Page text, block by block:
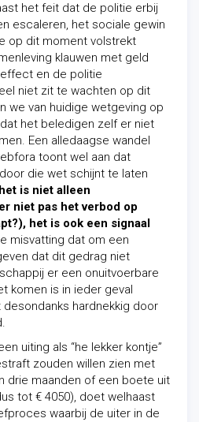
het feit dat de politie erbij
escaleren, het sociale gewin
op dit moment volstrekt
klauwen met geld
en de politie
niet zit te wachten op dit
we van huidige wetgeving op
het beledigen zelf er niet
Een alledaagse wandel
toont wel aan dat
die wet schijnt te laten
is niet alleen
niet pas het verbod op
het is ook een signaal
misvatting dat om een
dat dit gedrag niet
er een onuitvoerbare
komen is in ieder geval
hardnekkig door
uiting als “he lekker kontje”
zouden willen zien met
drie maanden of een boete uit
tot € 4050), doet welhaast
waarbij de uiter in de